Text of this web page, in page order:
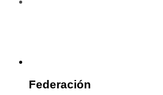
Federación